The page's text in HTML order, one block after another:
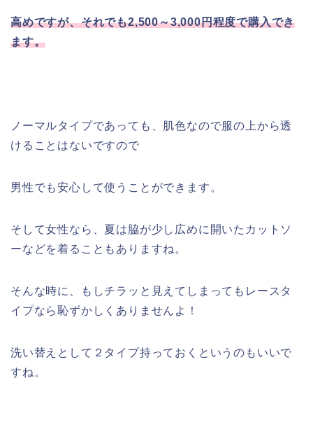
高めですが、それでも2,500～3,000円程度で購入でき
ます。
ノーマルタイプであっても、肌色なので服の上から透
けることはないですので
男性でも安心して使うことができます。
そして女性なら、夏は脇が少し広めに開いたカットソ
ーなどを着ることもありますね。
そんな時に、もしチラッと見えてしまってもレースタ
イプなら恥ずかしくありませんよ！
洗い替えとして２タイプ持っておくというのもいいで
すね。